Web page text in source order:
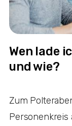
Wen lade
und wie?
Zum
Personenkreis